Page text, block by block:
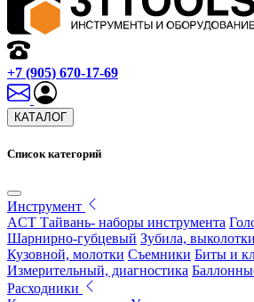
+7 (905) 670-17-69
КАТАЛОГ
Список категорий
Инструмент
ACT Тайвань- наборы инструмента
Шарнирно-губцевый Зубила,
Кузовной, молотки Съемники Биты и
Измерительный, диагностика
Расходники